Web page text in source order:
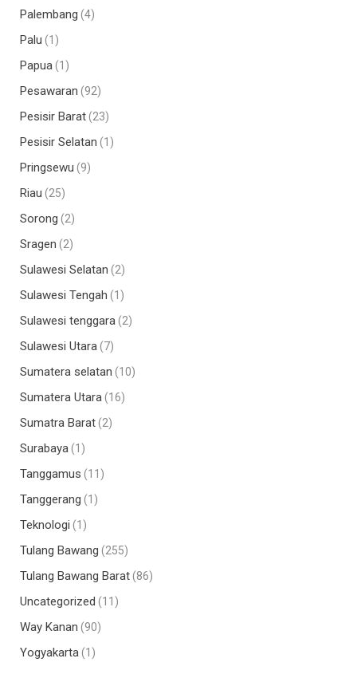
Palembang (4)
Palu (1)
Papua(1)
Pesawaran (92)
Pesisir Barat(23)
Pesisir Selatan (1)
Pringsewu (9)
Riau (25)
Sorong (2)
Sragen (2)
Sulawesi Selatan (2)
Sulawesi Tengah (1)
Sulawesi tenggara(2)
Sulawesi Utara(7)
Sumatera selatan (10)
Sumatera Utara(16)
Sumatra Barat(2)
Surabaya(1)
Tanggamus (11)
Tanggerang (1)
Teknologi (1)
Tulang Bawang (255)
Tulang Bawang Barat(86)
Uncategorized (11)
Way Kanan (90)
Yogyakarta(1)